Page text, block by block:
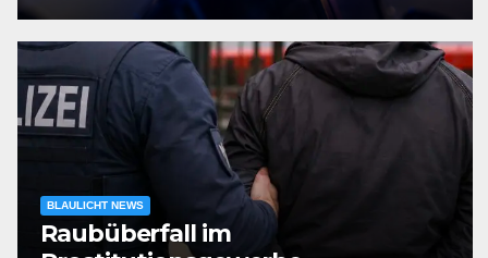
BLAULICHT NEWS
Raubüberfall im